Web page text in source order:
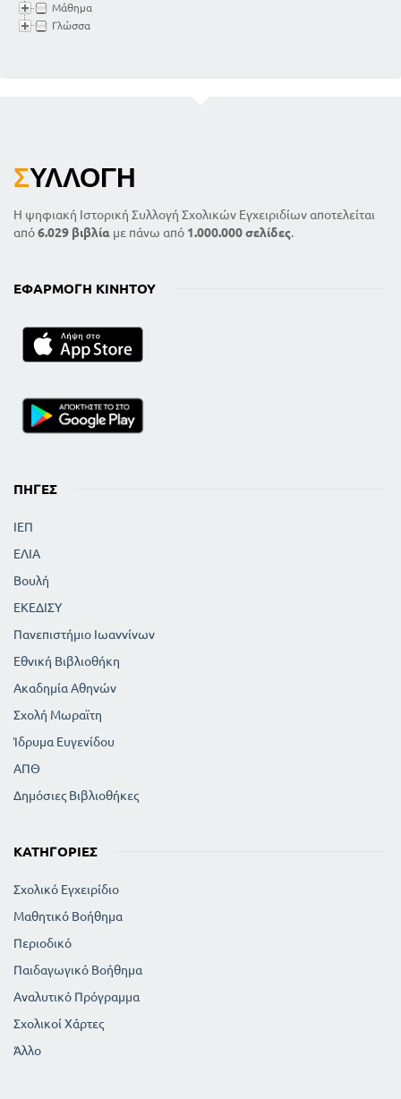
Μάθημα
Γλώσσα
ΣΥΛΛΟΓΉ
Η ψηφιακή Ιστορική Συλλογή Σχολικών Εγχειριδίων αποτελείται
από6.029 βιβλία με πάνω από 1.000.000 σελίδες.
ΕΦΑΡΜΟΓΉ ΚΙΝΗΤΟΎ
ΠΗΓΈΣ
ΙΕΠ
ΕΛΙΑ
Βουλή
ΕΚΕΔΙΣΥ
Πανεπιστήμιο Ιωαννίνων
Εθνική Βιβλιοθήκη
Ακαδημία Αθηνών
Σχολή Μωραϊτη
Ίδρυμα Ευγενίδου
ΑΠΘ
Δημόσιες Βιβλιοθήκες
ΚΑΤΗΓΟΡΊΕΣ
Σχολικό Εγχειρίδιο
Μαθητικό Βοήθημα
Περιοδικό
Παιδαγωγικό Βοήθημα
Αναλυτικό Πρόγραμμα
Σχολικοί Χάρτες
Άλλο